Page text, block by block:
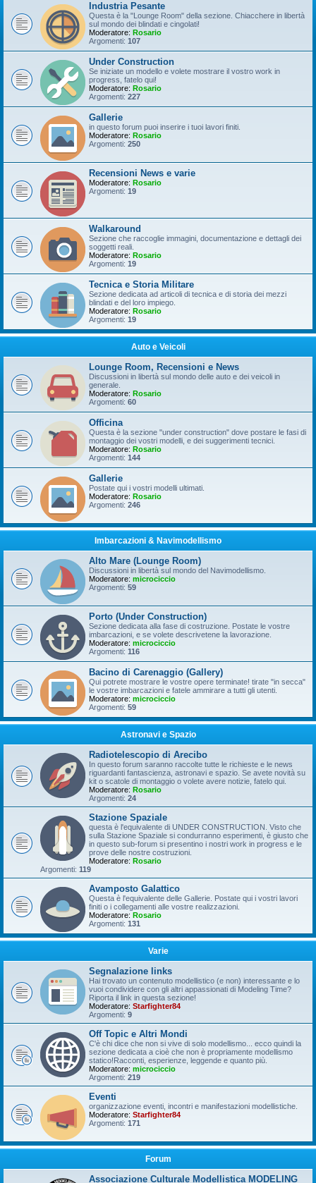
Industria Pesante
Questa è la "Lounge Room" della sezione. Chiacchere in libertà
sul mondo dei blindati e cingolati!
Moderatore: Rosario
Argomenti: 107
Under Construction
Se iniziate un modello e volete mostrare il vostro work in
progress, fatelo qui!
Moderatore: Rosario
Argomenti: 227
Gallerie
in questo forum puoi inserire i tuoi lavori finiti.
Moderatore: Rosario
Argomenti: 250
Recensioni News e varie
Moderatore: Rosario
Argomenti: 19
Walkaround
Sezione che raccoglie immagini, documentazione e dettagli dei
soggetti reali.
Moderatore: Rosario
Argomenti: 19
Tecnica e Storia Militare
Sezione dedicata ad articoli di tecnica e di storia dei mezzi
blindati e del loro impiego.
Moderatore: Rosario
Argomenti: 19
Auto e Veicoli
Lounge Room, Recensioni e News
Discussioni in libertà sul mondo delle auto e dei veicoli in
generale.
Moderatore: Rosario
Argomenti: 60
Officina
Questa è la sezione "under construction" dove postare le fasi di
montaggio dei vostri modelli, e dei suggerimenti tecnici.
Moderatore: Rosario
Argomenti: 144
Gallerie
Postate qui i vostri modelli ultimati.
Moderatore: Rosario
Argomenti: 246
Imbarcazioni & Navimodellismo
Alto Mare (Lounge Room)
Discussioni in libertà sul mondo del Navimodellismo.
Moderatore: microciccio
Argomenti: 59
Porto (Under Construction)
Sezione dedicata alla fase di costruzione. Postate le vostre
imbarcazioni, e se volete descrivetene la lavorazione.
Moderatore: microciccio
Argomenti: 116
Bacino di Carenaggio (Gallery)
Qui potrete mostrare le vostre opere terminate! tirate "in secca"
le vostre imbarcazioni e fatele ammirare a tutti gli utenti.
Moderatore: microciccio
Argomenti: 59
Astronavi e Spazio
Radiotelescopio di Arecibo
In questo forum saranno raccolte tutte le richieste e le news
riguardanti fantascienza, astronavi e spazio. Se avete novità su
kit o scatole di montaggio o volete avere notizie, fatelo qui.
Moderatore: Rosario
Argomenti: 24
Stazione Spaziale
questa è l'equivalente di UNDER CONSTRUCTION. Visto che
sulla Stazione Spaziale si condurranno esperimenti, è giusto che
in questo sub-forum si presentino i nostri work in progress e le
prove delle nostre costruzioni.
Moderatore: Rosario
Argomenti: 119
Avamposto Galattico
Questa è l'equivalente delle Gallerie. Postate qui i vostri lavori
finiti o i collegamenti alle vostre realizzazioni.
Moderatore: Rosario
Argomenti: 131
Varie
Segnalazione links
Hai trovato un contenuto modellistico (e non) interessante e lo
vuoi condividere con gli altri appassionati di Modeling Time?
Riporta il link in questa sezione!
Moderatore: Starfighter84
Argomenti: 9
Off Topic e Altri Mondi
C'è chi dice che non si vive di solo modellismo... ecco quindi la
sezione dedicata a cioè che non è propriamente modellismo
statico!Racconti, esperienze, leggende e quanto più.
Moderatore: microciccio
Argomenti: 219
Eventi
organizzazione eventi, incontri e manifestazioni modellistiche.
Moderatore: Starfighter84
Argomenti: 171
Forum
Associazione Culturale Modellistica MODELING